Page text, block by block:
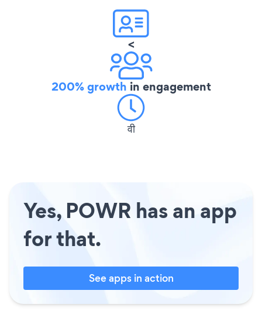
<
200% growth in engagement
वी
Yes, POWR has an app
for that.
See apps in action